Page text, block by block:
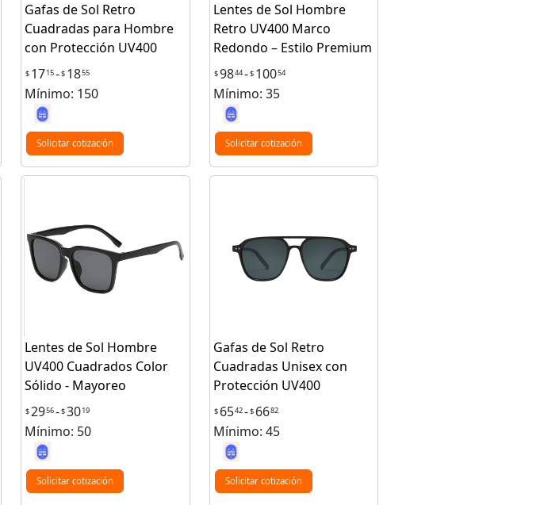
Gafas de Sol Retro
Cuadradas para Hombre
con Protección UV400
$ 1715-$ 1855
Mínimo: 150
Solicitar cotización
Lentes de Sol Hombre
Retro UV400 Marco
Redondo – Estilo Premium
$9844-$ 10054
Mínimo: 35
Solicitar cotización
Lentes de Sol Hombre
UV400 Cuadrados Color
Sólido - Mayoreo
$2956-$3019
Mínimo: 50
Solicitar cotización
Gafas de Sol Retro
Cuadradas Unisex con
Protección UV400
$ 6542-$ 6682
Mínimo: 45
Solicitar cotización